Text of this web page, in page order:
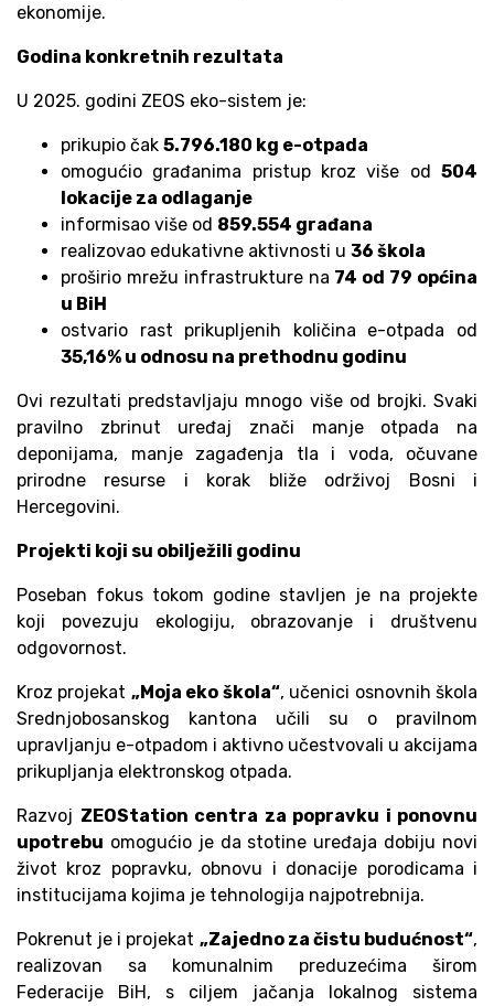
ekonomije.
Godina konkretnih rezultata
U 2025. godini ZEOS eko-sistem je:
prikupio čak 5.796.180 kg e-otpada
omogućio građanima pristup kroz više od 504
lokacije za odlaganje
informisao više od 859.554 građana
realizovao edukativne aktivnosti u 36 škola
proširio mrežu infrastrukture na 74 od 79 općina
u BiH
ostvario rast prikupljenih količina e-otpada od
35,16% u odnosu na prethodnu godinu
Ovi rezultati predstavljaju mnogo više od brojki. Svaki
pravilno zbrinut uređaj znači manje otpada na
deponijama, manje zagađenja tla i voda, očuvane
prirodne resurse i korak bliže održivoj Bosni i
Hercegovini.
Projekti koji su obilježili godinu
Poseban fokus tokom godine stavljen je na projekte
koji povezuju ekologiju, obrazovanje i društvenu
odgovornost.
Kroz projekat „Moja eko škola“, učenici osnovnih škola
Srednjobosanskog kantona učili su o pravilnom
upravljanju e-otpadom i aktivno učestvovali u akcijama
prikupljanja elektronskog otpada.
Razvoj ZEOStation centra za popravku i ponovnu
upotrebu omogućio je da stotine uređaja dobiju novi
život kroz popravku, obnovu i donacije porodicama i
institucijama kojima je tehnologija najpotrebnija.
Pokrenut je i projekat „Zajedno za čistu budućnost“,
realizovan sa komunalnim preduzećima širom
Federacije BiH, s ciljem jačanja lokalnog sistema